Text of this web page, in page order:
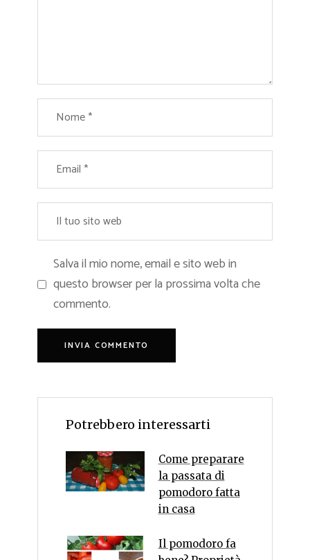
Salva il mio nome, email e sito web in
questo browser per la prossima volta che
commento.
Potrebbero interessarti
Come preparare
la passata di
pomodoro fatta
in casa
Il pomodoro fa